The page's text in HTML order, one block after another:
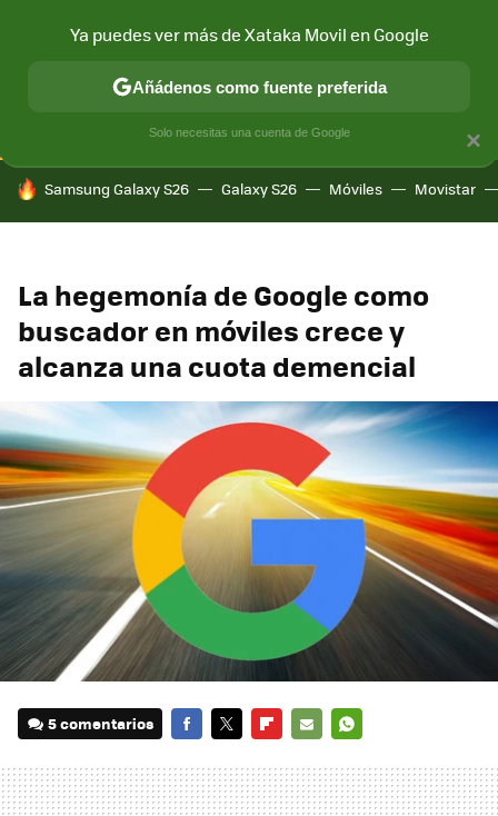
CONECTIVIDAD MÓVIL Y SOCIEDAD APLICACIONES
HOY SE HABLA DE
Samsung Galaxy S26 Galaxy S26 Móviles Movistar
La hegemonía de Google como
buscador en móviles crece y
alcanza una cuota demencial
5 comentarios
MAIL
×
Ya puedes ver más de Xataka Movil en Google
Añádenos como fuente preferida
Solo necesitas una cuenta de Google